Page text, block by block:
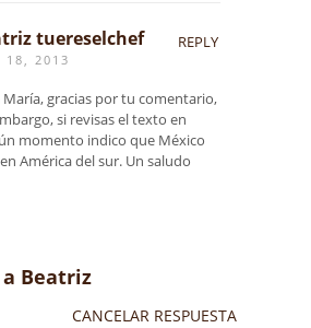
tuereselchef
18, 2013
REPLY
María, gracias por tu comentario,
si revisas el texto en
momento indico que México
América del sur. Un saludo
Beatriz
CANCELAR RESPUESTA